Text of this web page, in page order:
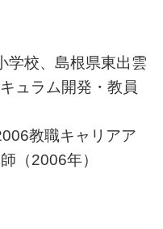
学校、島根県東出雲
ュラム開発・教員
教職キャリアア
（2006年）